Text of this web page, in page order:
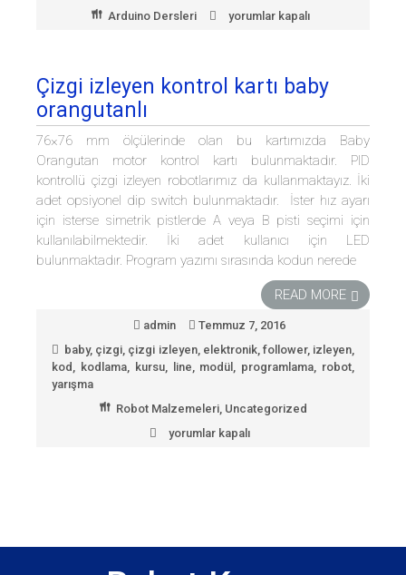
Arduino Dersleri
Ders
için
yorumlar kapalı
Çizgi izleyen kontrol kartı baby
orangutanlı
76×76 mm ölçülerinde olan bu kartımızda Baby
Orangutan motor kontrol kartı bulunmaktadır. PID
kontrollü çizgi izleyen robotlarımız da kullanmaktayız. İki
adet opsiyonel dip switch bulunmaktadır. İster hız ayarı
için isterse simetrik pistlerde A veya B pisti seçimi için
kullanılabilmektedir. İki adet kullanıcı için LED
bulunmaktadır. Program yazımı sırasında kodun nerede
READ MORE
admin
Temmuz 7, 2016
baby, çizgi, çizgi izleyen, elektronik, follower, izleyen,
kod , kodlama, kursu, line, modül , programlama, robot,
yarışma
Robot Malzemeleri, Uncategorized
Çizgi
yorumlar kapalı